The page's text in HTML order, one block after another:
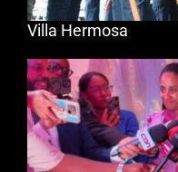
Villa Hermosa